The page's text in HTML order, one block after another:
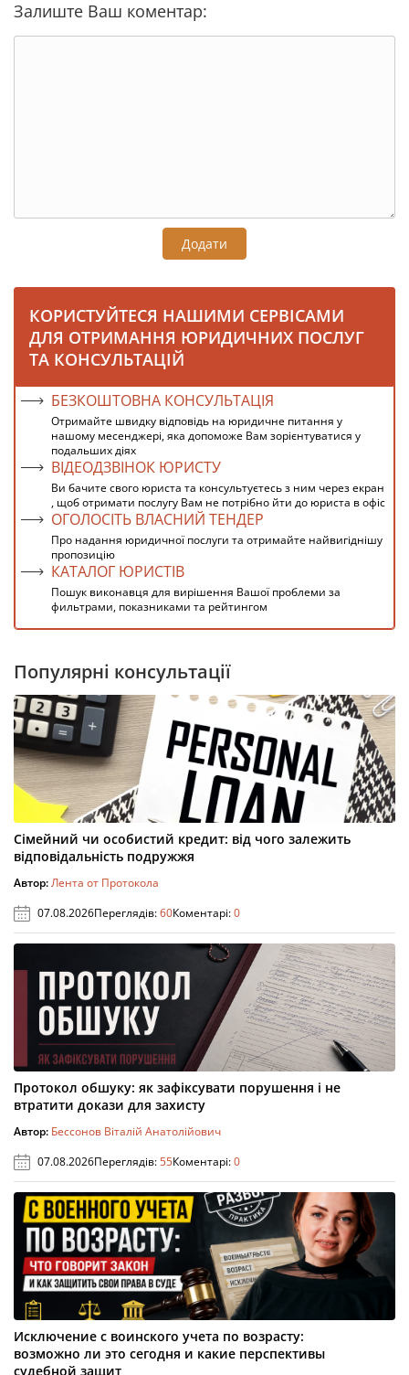
Залиште Ваш коментар:
Додати
КОРИСТУЙТЕСЯ НАШИМИ СЕРВІСАМИ
ДЛЯ ОТРИМАННЯ ЮРИДИЧНИХ ПОСЛУГ
ТА КОНСУЛЬТАЦІЙ
БЕЗКОШТОВНА КОНСУЛЬТАЦІЯ
Отримайте швидку відповідь на юридичне питання у
нашому месенджері, яка допоможе Вам зорієнтуватися у
подальших діях
ВІДЕОДЗВІНОК ЮРИСТУ
Ви бачите свого юриста та консультуєтесь з ним через екран
, щоб отримати послугу Вам не потрібно йти до юриста в офіс
ОГОЛОСІТЬ ВЛАСНИЙ ТЕНДЕР
Про надання юридичної послуги та отримайте найвигіднішу
пропозицію
КАТАЛОГ ЮРИСТІВ
Пошук виконавця для вирішення Вашої проблеми за
фильтрами, показниками та рейтингом
Популярні консультації
Сімейний чи особистий кредит: від чого залежить
відповідальність подружжя
Автор:Лента от Протокола
07.08.2026Переглядів:60Коментарі:0
Протокол обшуку: як зафіксувати порушення і не
втратити докази для захисту
Автор: Бессонов Віталій Анатолійович
07.08.2026Переглядів:55Коментарі:0
Исключение с воинского учета по возрасту:
возможно ли это сегодня и какие перспективы
судебной защит